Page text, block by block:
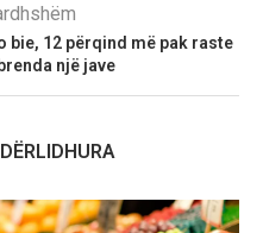
bie, 12 përqind më pak raste
një jave